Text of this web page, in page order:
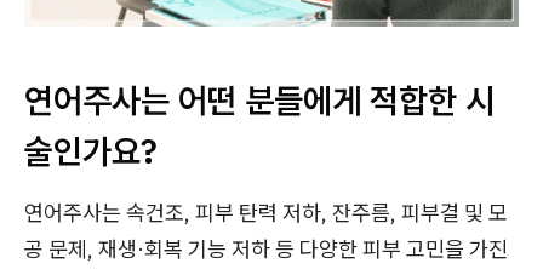
연어주사는 어떤 분들에게 적합한 시
술인가요?
연어주사는 속건조, 피부 탄력 저하, 잔주름, 피부결 및 모
공 문제, 재생·회복 기능 저하 등 다양한 피부 고민을 가진